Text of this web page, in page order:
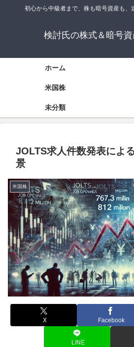
初心から中級者まで、株も暗号資産も、
検討氏の株式＆暗号
ホーム
米国株
未分類
JOLTS求人件数発表によ
景
米国株
X Facebook
LINE